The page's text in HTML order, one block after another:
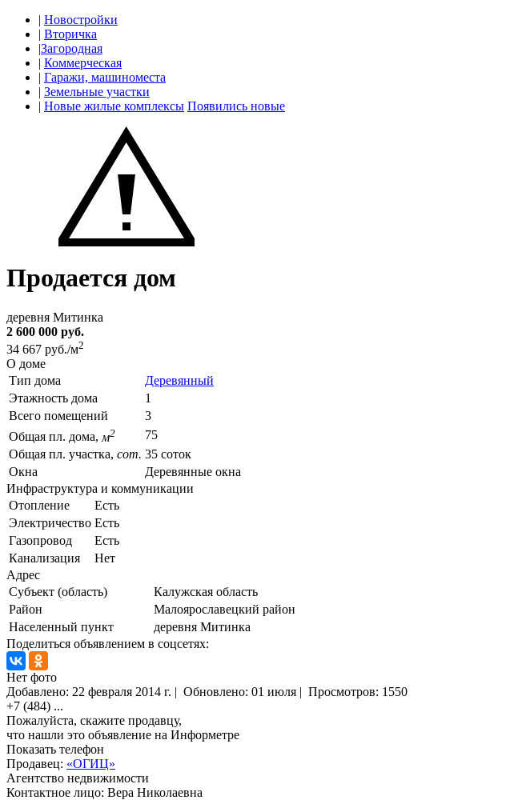
| Новостройки
| Вторичка
|Загородная
| Коммерческая
| Гаражи, машиноместа
| Земельные участки
| Новые жилые комплексы Появились новые
Продается дом
деревня Митинка
2 600 000 руб.
34 667 руб./м2
О доме
Тип дома
Деревянный
Этажность дома
1
Всего помещений
3
Общая пл. дома, м2
75
Общая пл. участка, сот. 35 соток
Окна
Деревянные окна
Инфраструктура и коммуникации
Отопление
Есть
Электричество Есть
Газопровод
Есть
Канализация
Нет
Адрес
Субъект (область)
Калужская область
Район
Малоярославецкий район
Населенный пункт
деревня Митинка
Поделиться объявлением в соцсетях:
Нет фото
Добавлено: 22 февраля 2014 г. | Обновлено: 01 июля | Просмотров: 1550
+7 (484) ...
Пожалуйста, скажите продавцу,
что нашли это объявление на Информетре
Показать телефон
Продавец: «ОГИЦ»
Агентство недвижимости
Контактное лицо: Вера Николаевна